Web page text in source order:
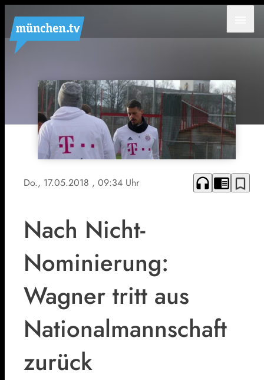
Do., 17.05.2018 , 09:34 Uhr headphones chrome_reader_mode bookmark_border
Nach Nicht-
Nominierung:
Wagner tritt aus
Nationalmannschaft
zurück